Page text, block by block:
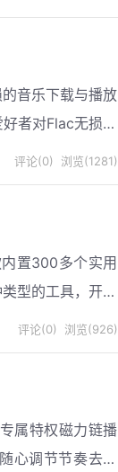
音乐下载与播放
者对Flac无损格
界...
评论(0) 浏览(1281)
置300多个实用
型的工具，开发
富多...
评论(0) 浏览(926)
属特权磁力链播
心调节节奏去黑